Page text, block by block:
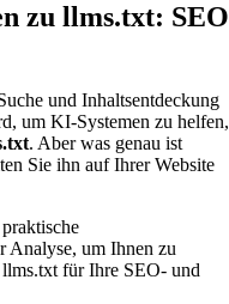
zu llms.txt: SEO
und Inhaltsentdeckung
um KI-Systemen zu helfen,
. Aber was genau ist
Sie ihn auf Ihrer Website
Analyse, um Ihnen zu
für Ihre SEO- und